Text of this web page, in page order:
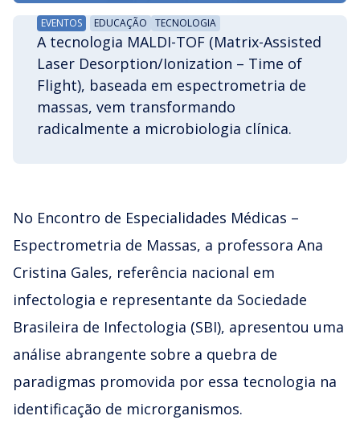
EVENTOS EDUCAÇÃO TECNOLOGIA
A tecnologia MALDI-TOF (Matrix-Assisted
Laser Desorption/Ionization – Time of
Flight), baseada em espectrometria de
massas, vem transformando
radicalmente a microbiologia clínica.
No Encontro de Especialidades Médicas –
Espectrometria de Massas, a professora Ana
Cristina Gales, referência nacional em
infectologia e representante da Sociedade
Brasileira de Infectologia (SBI), apresentou uma
análise abrangente sobre a quebra de
paradigmas promovida por essa tecnologia na
identificação de microrganismos.